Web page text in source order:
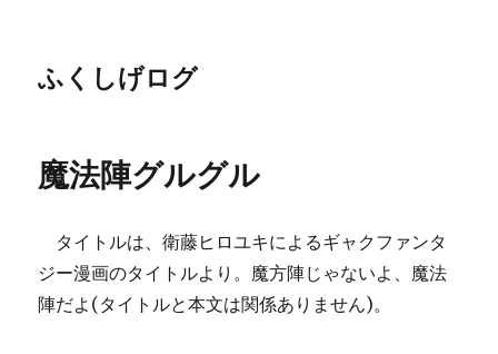
ふくしげログ
魔法陣グルグル
タイトルは、衛藤ヒロユキによるギャクファンタ
ジー漫画のタイトルより。魔方陣じゃないよ、魔法
陣だよ(タイトルと本文は関係ありません)。